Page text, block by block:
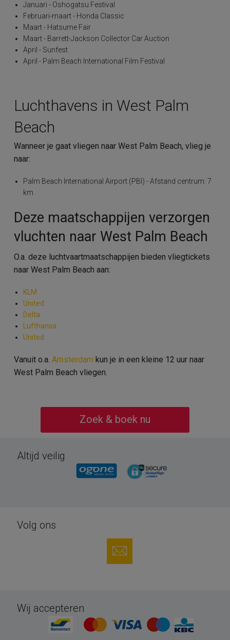
Januari - Oshogatsu Festival
Februari-maart - Honda Classic
Maart - Hatsume Fair
Maart - Barrett-Jackson Collector Car Auction
April - Sunfest
April - Palm Beach International Film Festival
Luchthavens in West Palm
Beach
Wanneer je gaat vliegen naar West Palm Beach, vlieg je
naar:
Palm Beach International Airport (PBI) - Afstand centrum: 7
km
Deze maatschappijen verzorgen
vluchten naar West Palm Beach
O.a. deze luchtvaartmaatschappijen bieden vliegtickets
naar West Palm Beach aan:
KLM
United
Delta
Lufthansa
United
Vanuit o.a. Amsterdam kun je in een kleine 12 uur naar
West Palm Beach vliegen.
Zoek & boek nu
Altijd veilig
Volg ons
Wij accepteren